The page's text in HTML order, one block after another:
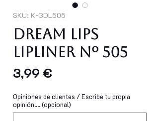
SKU: K-GDL505
Dream Lips
Lipliner Nº 505
3,99 €
Opiniones de clientes / Escribe tu propia
opinión.... (opcional)